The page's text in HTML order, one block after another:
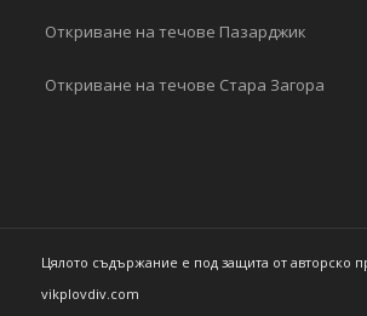
Откриване на течове Пазарджик
Откриване на течове Стара Загора
Цялото съдържание е под защита от авторско
vikplovdiv.com